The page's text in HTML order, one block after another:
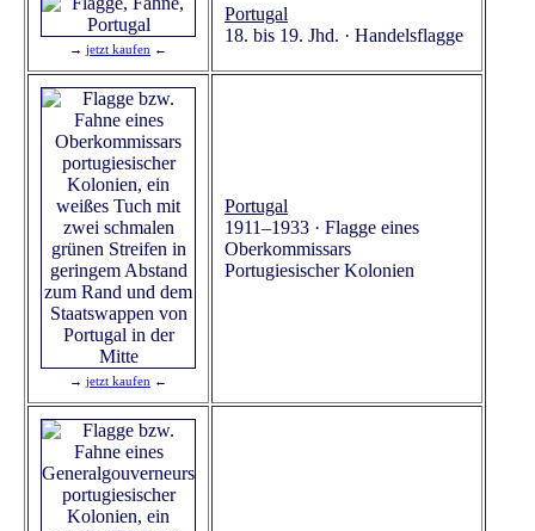
→ jetzt kaufen ←
Portugal
18. bis 19. Jhd. · Handelsflagge
→ jetzt kaufen ←
Portugal
1911–1933 · Flagge eines
Oberkommissars
Portugiesischer Kolonien